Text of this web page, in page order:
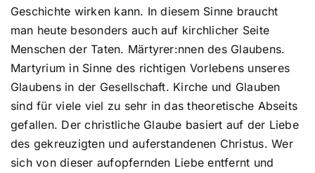
Geschichte wirken kann. In diesem Sinne braucht
man heute besonders auch auf kirchlicher Seite
Menschen der Taten. Märtyrer:nnen des Glaubens.
Martyrium in Sinne des richtigen Vorlebens unseres
Glaubens in der Gesellschaft. Kirche und Glauben
sind für viele viel zu sehr in das theoretische Abseits
gefallen. Der christliche Glaube basiert auf der Liebe
des gekreuzigten und auferstandenen Christus. Wer
sich von dieser aufopfernden Liebe entfernt und